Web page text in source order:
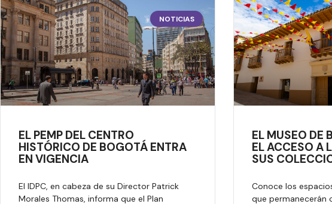
NOTICIAS
EL PEMP DEL CENTRO
HISTÓRICO DE BOGOTÁ ENTRA
EN VIGENCIA
El IDPC, en cabeza de su Director Patrick
Morales Thomas, informa que el Plan
EL MUSEO DE
EL ACCESO A
SUS
Conoce los
que permanecerán